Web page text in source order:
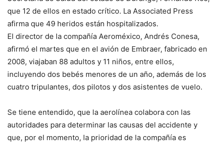
que 12 de ellos en estado crítico. La Associated Press
afirma que 49 heridos están hospitalizados.
El director de la compañía Aeroméxico, Andrés Conesa,
afirmó el martes que en el avión de Embraer, fabricado en
2008, viajaban 88 adultos y 11 niños, entre ellos,
incluyendo dos bebés menores de un año, además de los
cuatro tripulantes, dos pilotos y dos asistentes de vuelo.
Se tiene entendido, que la aerolínea colabora con las
autoridades para determinar las causas del accidente y
que, por el momento, la prioridad de la compañía es